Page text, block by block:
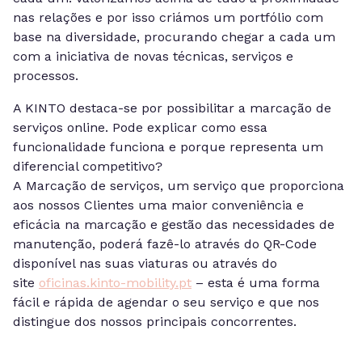
nas relações e por isso criámos um portfólio com
base na diversidade, procurando chegar a cada um
com a iniciativa de novas técnicas, serviços e
processos.
A KINTO destaca-se por possibilitar a marcação de
serviços online. Pode explicar como essa
funcionalidade funciona e porque representa um
diferencial competitivo?
A Marcação de serviços, um serviço que proporciona
aos nossos Clientes uma maior conveniência e
eficácia na marcação e gestão das necessidades de
manutenção, poderá fazê-lo através do QR-Code
disponível nas suas viaturas ou através do
site oficinas.kinto-mobility.pt – esta é uma forma
fácil e rápida de agendar o seu serviço e que nos
distingue dos nossos principais concorrentes.